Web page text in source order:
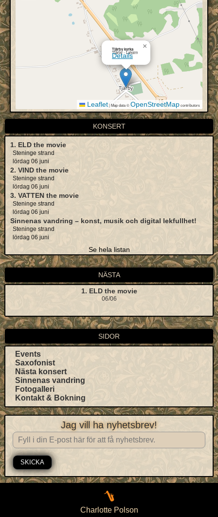
Tjärby kyrka
Tjärby - Laholm
Details
×
Leaflet|Map data ©OpenStreetMapcontributors
KONSERT
1. ELD the movie
Steninge strand
lördag 06 juni
2. VIND the movie
Steninge strand
lördag 06 juni
3. VATTEN the movie
Steninge strand
lördag 06 juni
Sinnenas vandring – konst, musik och digital lekfullhet!
Steninge strand
lördag 06 juni
Se hela listan
NÄSTA
1. ELD the movie
06/06
SIDOR
Events
Saxofonist
Nästa konsert
Sinnenas vandring
Fotogalleri
Kontakt & Bokning
Jag vill ha nyhetsbrev!
SKICKA
Charlotte Polson